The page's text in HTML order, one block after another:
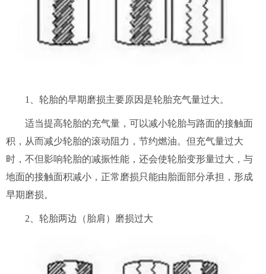
1、轮胎的早期磨损主要原因是轮胎充气量过大。
适当提高轮胎的充气量，可以减小轮胎与路面的接触面
积，从而减少轮胎的滚动阻力，节约燃油。但充气量过大
时，不但影响轮胎的减振性能，还会使轮胎变形量过大，与
地面的接触面积减小，正常磨损只能由胎面部分承担，形成
早期磨损。
2、轮胎两边（胎肩）磨损过大